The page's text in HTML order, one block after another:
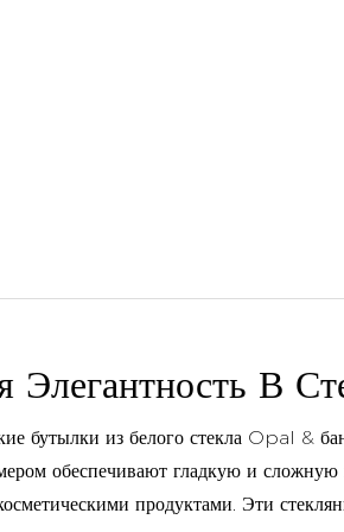
Элегантность В
бутылки из белого стекла Opal &
обеспечивают гладкую и сложную
продуктами. Эти